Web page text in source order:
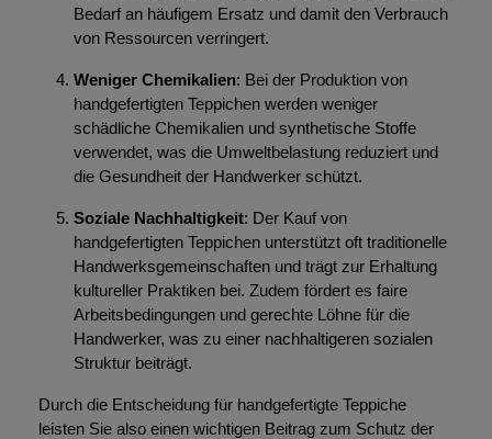
Bedarf an häufigem Ersatz und damit den Verbrauch
von Ressourcen verringert.
Weniger Chemikalien: Bei der Produktion von
handgefertigten Teppichen werden weniger
schädliche Chemikalien und synthetische Stoffe
verwendet, was die Umweltbelastung reduziert und
die Gesundheit der Handwerker schützt.
Soziale Nachhaltigkeit: Der Kauf von
handgefertigten Teppichen unterstützt oft traditionelle
Handwerksgemeinschaften und trägt zur Erhaltung
kultureller Praktiken bei. Zudem fördert es faire
Arbeitsbedingungen und gerechte Löhne für die
Handwerker, was zu einer nachhaltigeren sozialen
Struktur beiträgt.
Durch die Entscheidung für handgefertigte Teppiche
leisten Sie also einen wichtigen Beitrag zum Schutz der